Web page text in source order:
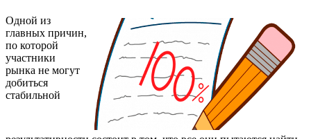
Одной из
главных причин,
по которой
участники
рынка не могут
добиться
стабильной